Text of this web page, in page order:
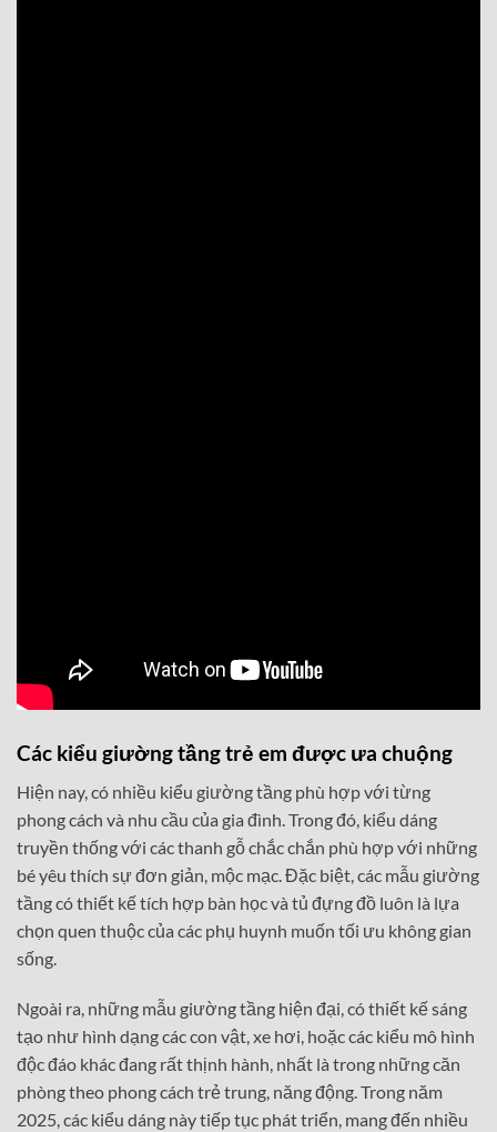
Các kiểu giường tầng trẻ em được ưa chuộng
Hiện nay, có nhiều kiểu giường tầng phù hợp với từng
phong cách và nhu cầu của gia đình. Trong đó, kiểu dáng
truyền thống với các thanh gỗ chắc chắn phù hợp với những
bé yêu thích sự đơn giản, mộc mạc. Đặc biệt, các mẫu giường
tầng có thiết kế tích hợp bàn học và tủ đựng đồ luôn là lựa
chọn quen thuộc của các phụ huynh muốn tối ưu không gian
sống.
Ngoài ra, những mẫu giường tầng hiện đại, có thiết kế sáng
tạo như hình dạng các con vật, xe hơi, hoặc các kiểu mô hình
độc đáo khác đang rất thịnh hành, nhất là trong những căn
phòng theo phong cách trẻ trung, năng động. Trong năm
2025, các kiểu dáng này tiếp tục phát triển, mang đến nhiều